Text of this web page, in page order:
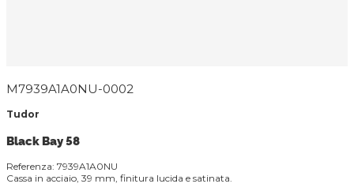
M7939A1A0NU-0002
Tudor
Black Bay 58
Referenza: 7939A1A0NU
Cassa in acciaio, 39 mm, finitura lucida e satinata.